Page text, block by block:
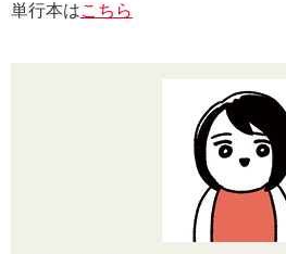
単行本はこちら